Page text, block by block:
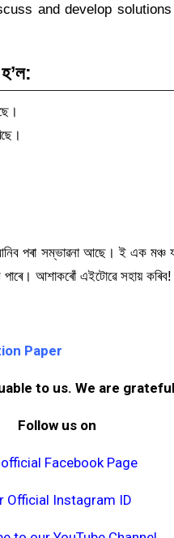
and develop
পৰা সম্ভাৱনা আছে। ই এক মঞ্চ
পাৰে। আশাকৰোঁ এইটোৱে সহায় কৰিব!
Paper
to us. We are
Follow us on
Facebook Page
Official Instagram ID